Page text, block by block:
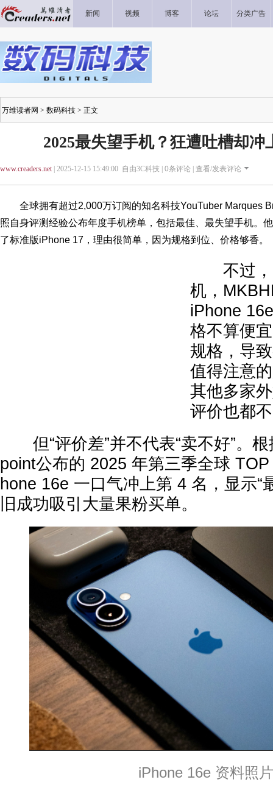
新闻 视频 博客 论坛 分类广告
万维读者网 > 数码科技 > 正文
2025最失望手机？狂遭吐槽却冲
www.creaders.net| 2025-12-15 15:49:00 自由3C科技 | 0条评论 | 查看/发表评论
全球拥有超过2,000万订阅的知名科技YouTuber Marques
照自身评测经验公布年度手机榜单，包括最佳、最失望手机。
了标准版iPhone 17，理由很简单，因为规格到位、价格够香。
不过，
机，
iPhone
格不算便
规格，导
值得注意
其他多家
评价也都
但“评价差”并不代表“卖不好”。根
point公布的 2025 年第三季全球
hone 16e 一口气冲上第 4 名，显示“
旧成功吸引大量果粉买单。
iPhone 16e 资料照片